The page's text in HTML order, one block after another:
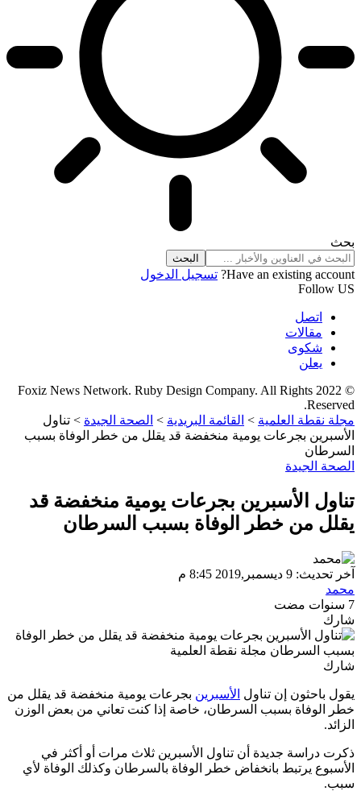
بحث
Have an existing account?
تسجيل الدخول
Follow US
اتصل
مقالات
شكوى
يعلن
© 2022 Foxiz News Network. Ruby Design Company. All Rights
Reserved.
مجلة نقطة العلمية > القائمة البريدية > الصحة الجيدة > تناول
الأسبرين بجرعات يومية منخفضة قد يقلل من خطر الوفاة بسبب
السرطان
الصحة الجيدة
تناول الأسبرين بجرعات يومية منخفضة قد
يقلل من خطر الوفاة بسبب السرطان
آخر تحديث: 9 ديسمبر,2019 8:45 م
محمد
7 سنوات مضت
شارك
شارك
يقول باحثون إن تناول الأسبرين بجرعات يومية منخفضة قد يقلل من
خطر الوفاة بسبب السرطان، خاصة إذا كنت تعاني من بعض الوزن
الزائد.
ذكرت دراسة جديدة أن تناول الأسبرين ثلاث مرات أو أكثر في
الأسبوع يرتبط بانخفاض خطر الوفاة بالسرطان وكذلك الوفاة لأي
سبب.